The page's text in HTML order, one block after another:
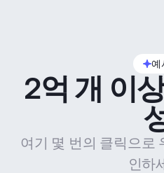
예
2억 개 이
여기 몇 번의 클릭으로
인하